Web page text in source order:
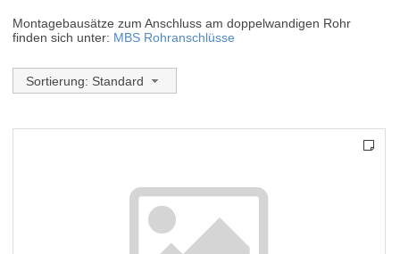
Montagebausätze zum Anschluss am doppelwandigen Rohr
finden sich unter: MBS Rohranschlüsse
Sortierung: Standard